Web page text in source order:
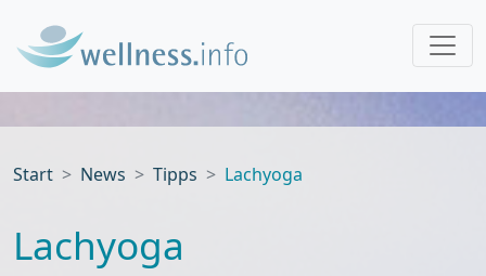
Start News Tipps Lachyoga
Lachyoga